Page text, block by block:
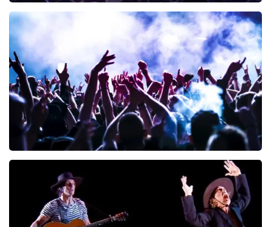
BESTEL NU
206laatste 30 minuten
BESTEL NU